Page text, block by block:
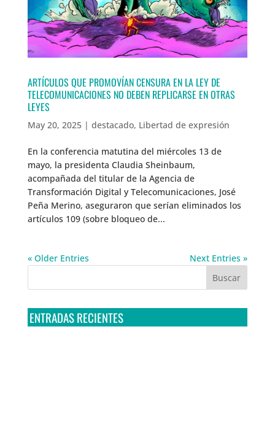
ARTÍCULOS QUE PROMOVÍAN CENSURA EN LA LEY DE
TELECOMUNICACIONES NO DEBEN REPLICARSE EN OTRAS
LEYES
May 20, 2025| destacado, Libertad de expresión
En la conferencia matutina del miércoles 13 de
mayo, la presidenta Claudia Sheinbaum,
acompañada del titular de la Agencia de
Transformación Digital y Telecomunicaciones, José
Peña Merino, aseguraron que serían eliminados los
artículos 109 (sobre bloqueo de...
« Older Entries Next Entries »
ENTRADAS RECIENTES